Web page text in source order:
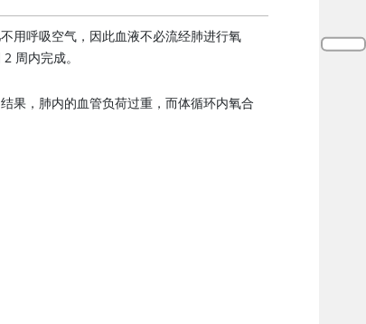
用呼吸空气，因此血液不必流经肺进行氧
周内完成。
果，肺内的血管负荷过重，而体循环内氧合